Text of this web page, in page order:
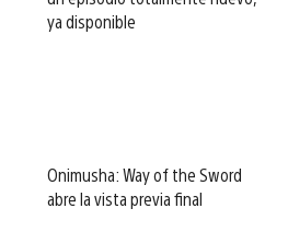
ya disponible
Onimusha: Way of the Sword
abre la vista previa final